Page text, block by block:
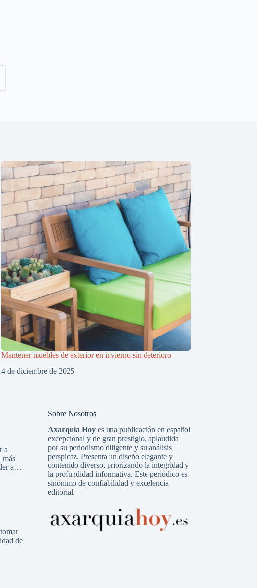
Mantener muebles de exterior en invierno sin deterioro
4 de diciembre de 2025
a
más
a…
de
Sobre Nosotros
Axarquia Hoyes una publicación en español
excepcional y de gran prestigio, aplaudida
por su periodismo diligente y su análisis
perspicaz. Presenta un diseño elegante y
contenido diverso, priorizando la integridad y
la profundidad informativa. Este periódico es
sinónimo de confiabilidad y excelencia
editorial.